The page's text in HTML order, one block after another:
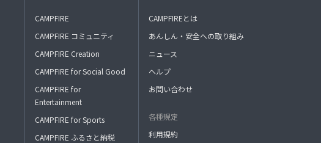
CAMPFIRE
CAMPFIRE コミュニティ
CAMPFIRE Creation
CAMPFIRE for Social Good
CAMPFIRE for
Entertainment
CAMPFIRE for Sports
CAMPFIRE ふるさと納税
CAMPFIREとは
あんしん・安全への取り組み
ニュース
ヘルプ
お問い合わせ
各種規定
利用規約